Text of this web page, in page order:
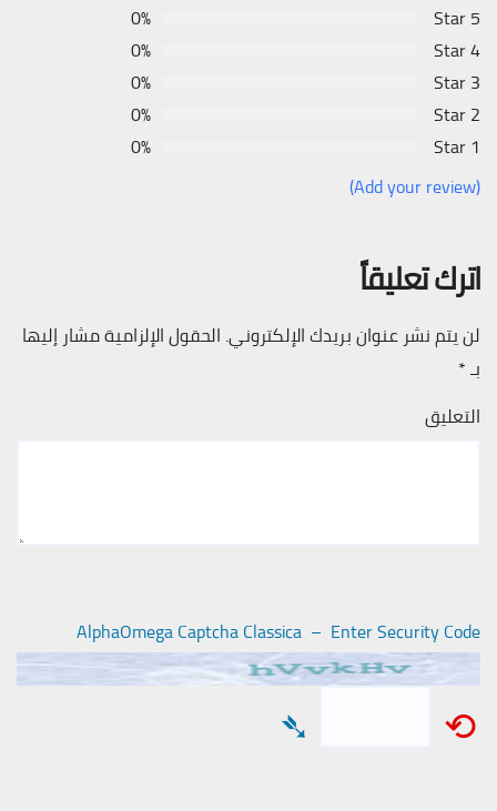
5 Star
0%
4 Star
0%
3 Star
0%
2 Star
0%
1 Star
0%
(Add your review)
اترك تعليقاً
لن يتم نشر عنوان بريدك الإلكتروني. الحقول الإلزامية مشار إليها
بـ*
التعليق
AlphaOmega Captcha Classica – Enter Security Code
⟲
➴